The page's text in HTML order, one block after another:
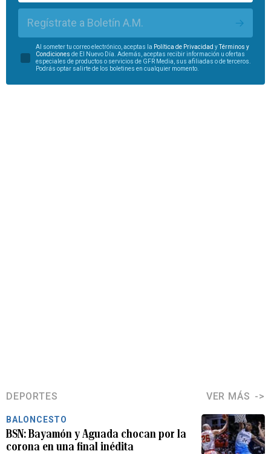
Regístrate a Boletín A.M.
Al someter tu correo electrónico, aceptas la Política de Privacidad y
Términos y
Condiciones de El Nuevo Día. Además, aceptas recibir información u ofertas
especiales de productos o servicios de GFR Media, sus afiliadas o de terceros.
Podrás optar salirte de los boletines en cualquier momento.
DEPORTES VER MÁS
BALONCESTO
BSN: Bayamón y Aguada chocan por la
corona en una final inédita